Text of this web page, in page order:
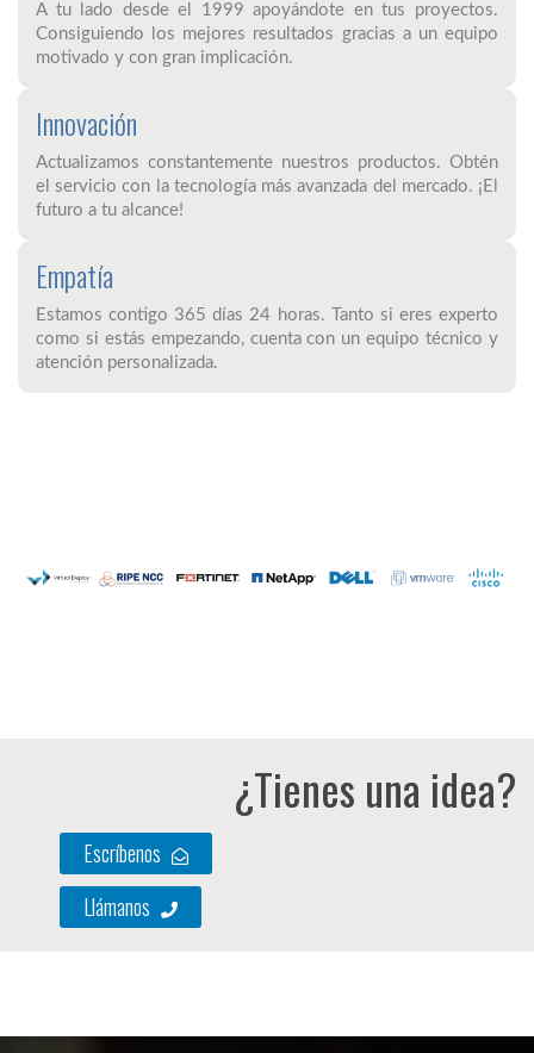
A tu lado desde el 1999 apoyándote en tus proyectos.
Consiguiendo los mejores resultados gracias a un equipo
motivado y con gran implicación.
Innovación
Actualizamos constantemente nuestros productos. Obtén
el servicio con la tecnología más avanzada del mercado. ¡El
futuro a tu alcance!
Empatía
Estamos contigo 365 días 24 horas. Tanto si eres experto
como si estás empezando, cuenta con un equipo técnico y
atención personalizada.
¿Tienes una idea?
Escríbenos
Llámanos